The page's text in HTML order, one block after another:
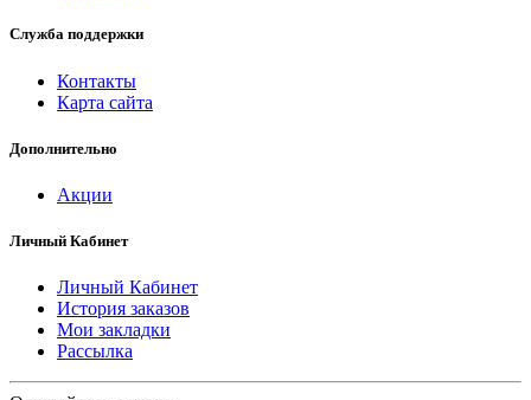
Служба поддержки
Контакты
Карта сайта
Дополнительно
Акции
Личный Кабинет
Личный Кабинет
История заказов
Мои закладки
Рассылка